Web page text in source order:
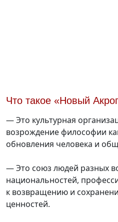
Что такое «Новый
— Это культурная
возрождение философии
обновления человека и
— Это союз людей разных
национальностей,
к возвращению и
ценностей.